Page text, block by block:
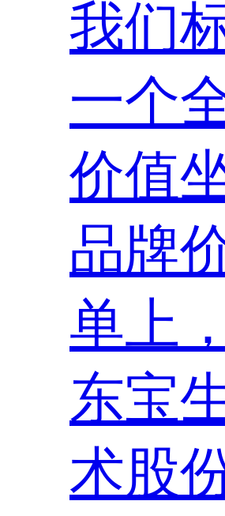
我们
一个
价值
品牌
单上
东宝
术股